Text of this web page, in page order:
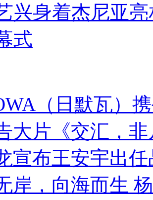
兴身着杰尼亚
式
（日默瓦）
大片《交汇，
宣布王安宇出
岸，向海而生